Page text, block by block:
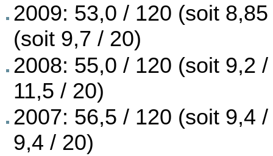
2009: 53,0 / 120 (soit
(soit 9,7 / 20)
2008: 55,0 / 120 (soit 9,2
11,5 / 20)
2007: 56,5 / 120 (soit 9,4
9,4 / 20)